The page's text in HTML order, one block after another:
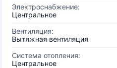
Электроснабжение:
Центральное
Вентиляция:
Вытяжная вентиляция
Система отопления:
Центральное